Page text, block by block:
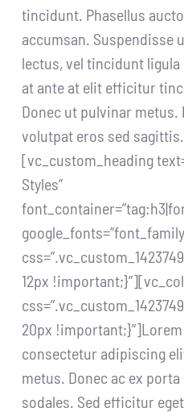
tincidunt. Phasellus
accumsan. Suspendisse
lectus, vel tincidunt
at ante at elit efficitur
Donec ut pulvinar
volutpat eros sed
[vc_custom_heading
Styles”
12px
20px
consectetur adipiscing
metus. Donec ac ex
sodales. Sed efficitur